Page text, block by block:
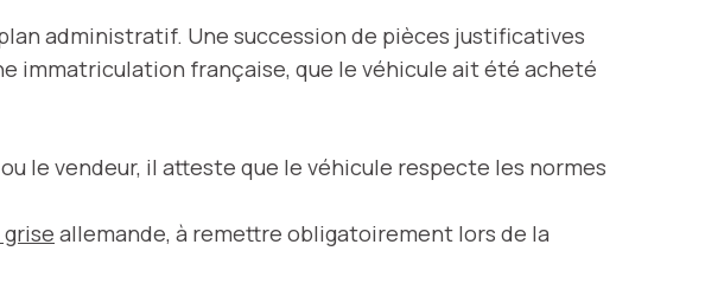
administratif. Une succession de pièces justificatives
immatriculation française, que le véhicule ait été acheté
le vendeur, il atteste que le véhicule respecte les normes
allemande, à remettre obligatoirement lors de la